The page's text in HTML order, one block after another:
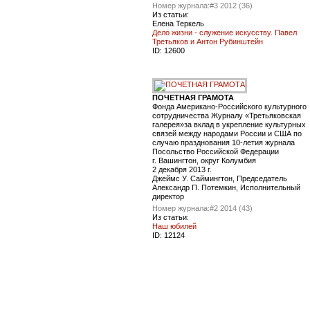
Номер журнала:#3 2012 (36)
Из статьи:
Елена Теркель
Дело жизни - служение искусству. Павел
Третьяков и Антон Рубинштейн
ID: 12600
ПОЧЕТНАЯ ГРАМОТА
Фонда Американо-Российского культурного
сотрудничества Журналу «Третьяковская
галерея»за вклад в укрепление культурных
связей между народами России и США по
случаю празднования 10-летия журнала
Посольство Российской Федерации
г. Вашингтон, округ Колумбия
2 декабря 2013 г.
Джеймс У. Саймингтон, Председатель
Александр П. Потемкин, Исполнительный
директор
Номер журнала:#2 2014 (43)
Из статьи:
Наш юбилей
ID: 12124